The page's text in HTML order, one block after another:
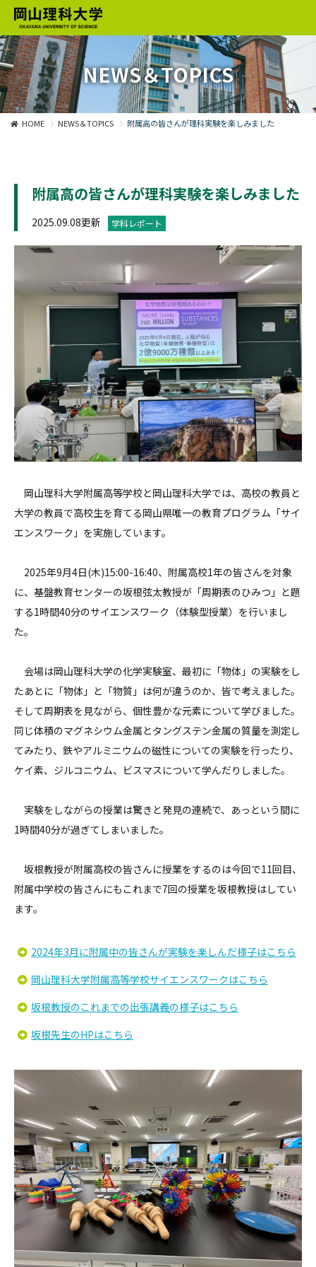
NEWS＆TOPICS
HOME NEWS＆TOPICS 附属高の皆さんが理科実験を楽しみました
附属高の皆さんが理科実験を楽しみました
2025.09.08更新 学科レポート
岡山理科大学附属高等学校と岡山理科大学では、高校の教員と
大学の教員で高校生を育てる岡山県唯一の教育プログラム「サイ
エンスワーク」を実施しています。
2025年9月4日(木)15:00-16:40、附属高校1年の皆さんを対象
に、基盤教育センターの坂根弦太教授が「周期表のひみつ」と題
する1時間40分のサイエンスワーク（体験型授業）を行いまし
た。
会場は岡山理科大学の化学実験室、最初に「物体」の実験をし
たあとに「物体」と「物質」は何が違うのか、皆で考えました。
そして周期表を見ながら、個性豊かな元素について学びました。
同じ体積のマグネシウム金属とタングステン金属の質量を測定し
てみたり、鉄やアルミニウムの磁性についての実験を行ったり、
ケイ素、ジルコニウム、ビスマスについて学んだりしました。
実験をしながらの授業は驚きと発見の連続で、あっという間に
1時間40分が過ぎてしまいました。
坂根教授が附属高校の皆さんに授業をするのは今回で11回目、
附属中学校の皆さんにもこれまで7回の授業を坂根教授はしてい
ます。
2024年3月に附属中の皆さんが実験を楽しんだ様子はこちら
岡山理科大学附属高等学校サイエンスワークはこちら
坂根教授のこれまでの出張講義の様子はこちら
坂根先生のHPはこちら